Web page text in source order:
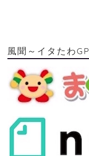
風聞～イタたわGP